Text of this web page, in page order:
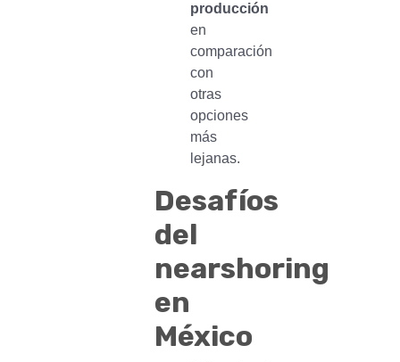
producción
en
comparación
con
otras
opciones
más
lejanas.
Desafíos
del
nearshoring
en
México